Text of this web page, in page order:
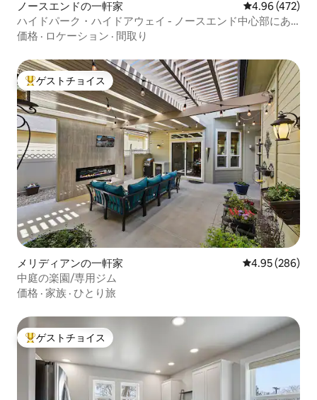
ノースエンドの一軒家 レビュー472
4.96 (472)
ハイドパーク・ハイドアウェイ - ノースエンド中心部にあ
る1寝室
価格 · ロケーション · 間取り
大好評のゲストチョイスです。
ゲストチョイス
メリディアンの一軒家 レビュー286
4.95 (286)
中庭の楽園/専用ジム
価格 · 家族 · ひとり旅
大好評のゲストチョイスです。
ゲストチョイス